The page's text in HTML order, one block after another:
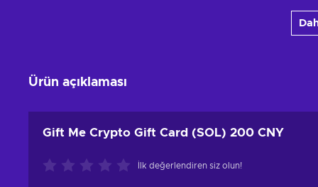
Ürün açıklaması
Gift Me Crypto Gift Card (SOL) 200 CNY
İlk değerlendiren siz olun!